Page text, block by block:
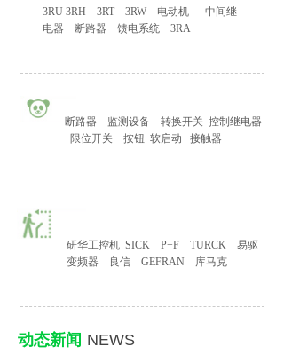
3RU 3RH 3RT 3RW 电动机
中间继
电器
断路器 馈电系统 3RA
断路器 监测设备 转换开关 控制继电器
限位开关
按钮 软启动 接触器
研华工控机 SICK P+F TURCK
易驱
变频器
良信 GEFRAN 库马克
动态新闻 NEWS